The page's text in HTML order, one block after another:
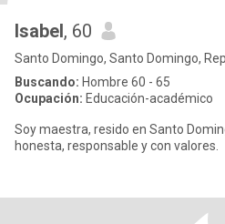
Isabel, 60
Santo Domingo, Santo Domingo,
Buscando: Hombre 60 - 65
Ocupación: Educación-académico
Soy maestra, resido en Santo
honesta, responsable y con valores.